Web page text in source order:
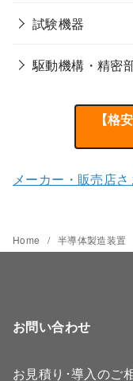
試験機器
駆動機構・精密
【格
メーカー・販売店
Home 半導体製造装置
お問い合わせ
お見積り･導入のご